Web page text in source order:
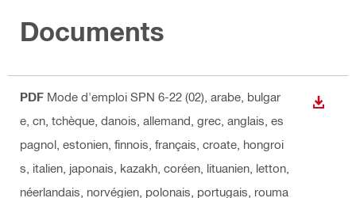
Documents
PDF Mode d'emploi SPN 6-22 (02) , arabe, bulgar
e, cn, tchèque, danois, allemand, grec, anglais, es
pagnol, estonien, finnois, français, croate, hongroi
s, italien, japonais, kazakh, coréen, lituanien, letton,
néerlandais, norvégien, polonais, portugais, rouma